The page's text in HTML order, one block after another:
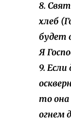
8.
хлеб
будет
Я
9.
то она
огнем